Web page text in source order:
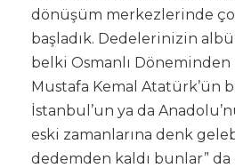
dönüşüm merkezlerinde
başladık. Dedelerinizin
belki Osmanlı
Mustafa Kemal Atatürk’ün
İstanbul’un ya da
eski zamanlarına denk
dedemden kaldı bunlar”